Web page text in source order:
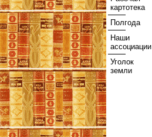
картотека
Полгода
Наши
ассоциации
Уголок
земли